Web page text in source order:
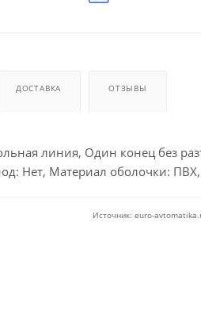
ДОСТАВКА ОТЗЫВЫ
линия, Один конец без
Нет, Материал оболочки:
Источник: euro-